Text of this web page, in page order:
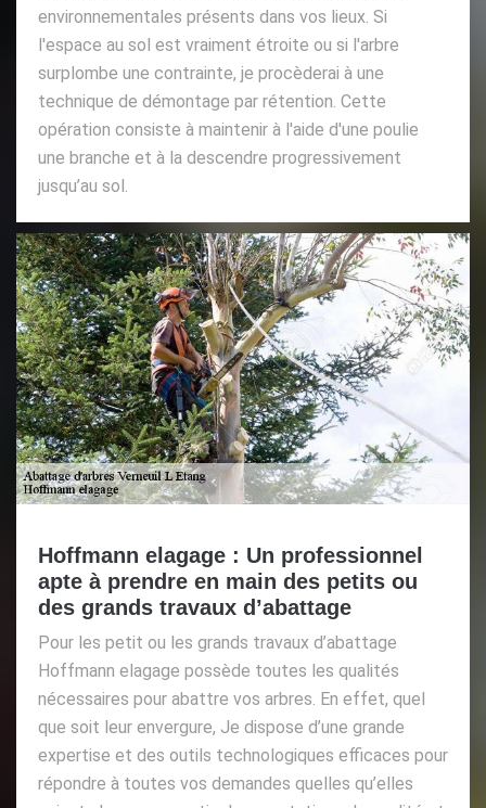
environnementales présents dans vos lieux. Si
l'espace au sol est vraiment étroite ou si l'arbre
surplombe une contrainte, je procèderai à une
technique de démontage par rétention. Cette
opération consiste à maintenir à l'aide d'une poulie
une branche et à la descendre progressivement
jusqu’au sol.
Hoffmann elagage : Un professionnel
apte à prendre en main des petits ou
des grands travaux d’abattage
Pour les petit ou les grands travaux d’abattage
Hoffmann elagage possède toutes les qualités
nécessaires pour abattre vos arbres. En effet, quel
que soit leur envergure, Je dispose d’une grande
expertise et des outils technologiques efficaces pour
répondre à toutes vos demandes quelles qu’elles